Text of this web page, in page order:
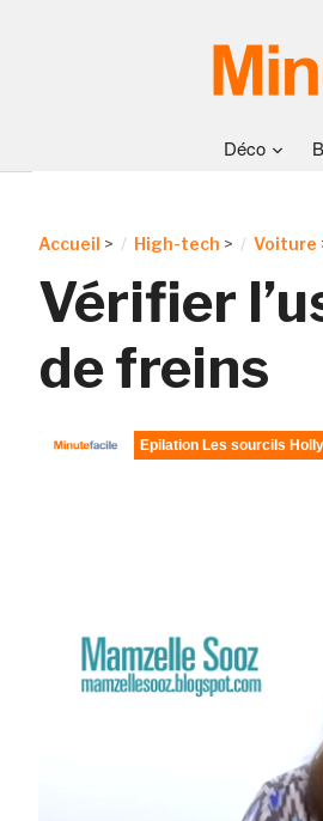
Déco
Accueil > High-tech > Voiture
Vérifier
de freins